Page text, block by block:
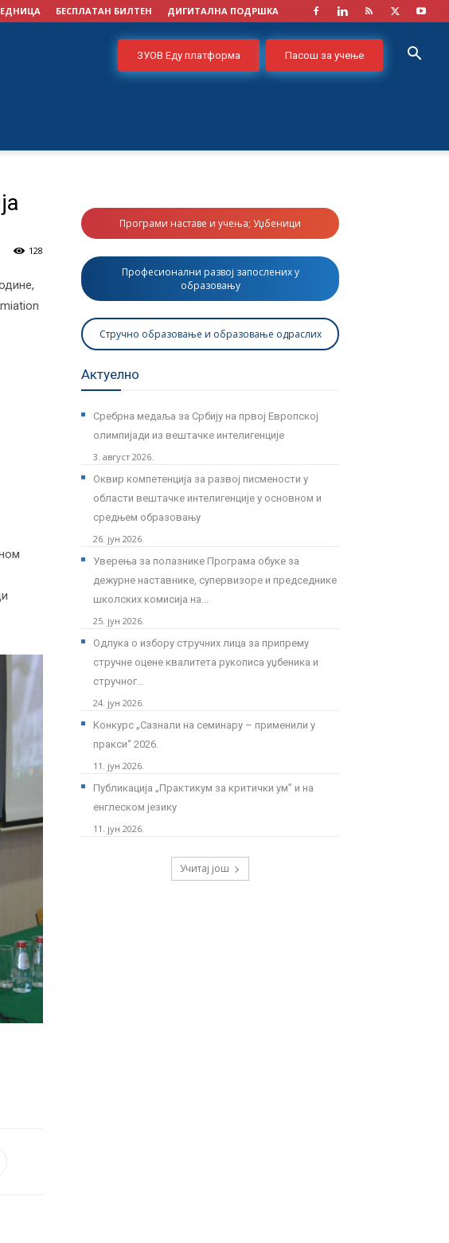
БЕСПЛАТАН БИЛТЕН ДИГИТАЛНА ПОДРШКА
ЗУОВ Еду платформа Пасош за учење
128
Програми наставе и учења; Уџбеници
Професионални развој запослених у
образовању
Стручно образовање и образовање одраслих
Актуелно
Сребрна медаља за Србију на првој Европској
олимпијади из вештачке интелигенције
3. август 2026.
Оквир компетенција за развој писмености у
области вештачке интелигенције у основном и
средњем образовању
26. јун 2026.
Уверења за полазнике Програмa обуке за
дежурне наставнике, супервизоре и председнике
школских комисија на...
25. јун 2026.
Одлука о избору стручних лица за припрему
стручне оцене квалитета рукописа уџбеника и
стручног...
24. јун 2026.
Kонкурс „Сазнали на семинару – применили у
пракси“ 2026.
11. јун 2026.
Публикација „Практикум за критички ум” и на
енглеском језику
11. јун 2026.
Учитај још